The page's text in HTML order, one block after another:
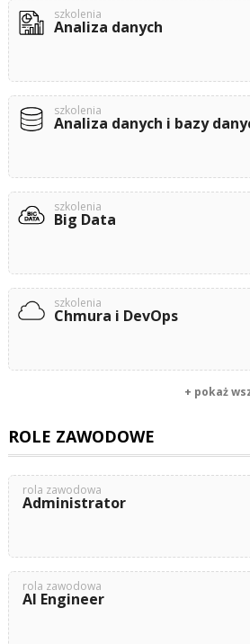
szkolenia
Analiza danych
szkolenia
Analiza danych i bazy
szkolenia
Big Data
szkolenia
Chmura i DevOps
+ pokaż
ROLE ZAWODOWE
rola zawodowa
Administrator
rola zawodowa
AI Engineer